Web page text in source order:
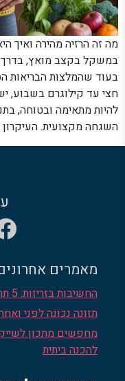
מה זה הרזיה מהירה ואיך
במשקל בקצב מואץ, בדרך
בעוד שהמלצות הבריאות
חצי עד קילוגרם בשבוע,
להיות מתאימה ובטוחה,
השגחה מקצועית.
מאמרים
החשיבות בזריזות: 5 תרגילי זריזות שיהפכו אתכם לאלופים
תזונה נכונה לפני
להכנה ביתית